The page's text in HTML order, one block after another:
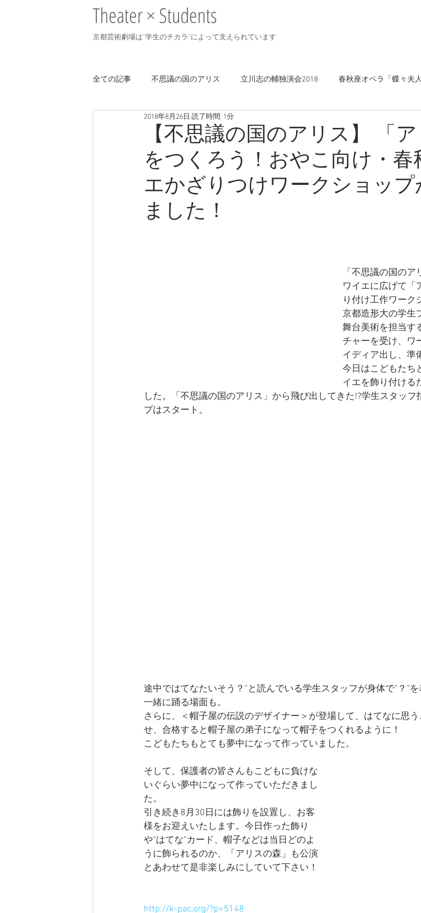
Theater × Students
京都芸術劇場は”学生のチカラ”によって支えられています
全ての記事 不思議の国のアリス 立川志の輔独演会2018 春秋座オペラ「蝶々夫人
演じるシニア2018 オックスフォード大学演劇協会『十二夜』
演じる高校生
【不思議の国のアリス】 「ア
をつくろう！おやこ向け・春
エかざりつけワークショップ
ました！
2018年8月26日 読了時間: 1分
「不思議の国の
ワイエに広げて「
り付け工作ワーク
京都造形大の学生
舞台美術を担当す
チャーを受け、ワ
イディア出し、準
今日はこどもたち
イエを飾り付ける
した。「不思議の国のアリス」から飛び出してきた!?学生スタッフ
プはスタート。
途中ではてなたいそう？"と読んでいる学生スタッフが身体で”？”
一緒に踊る場面も。
さらに、＜帽子屋の伝説のデザイナー＞が登場して、はてなに思
せ、合格すると帽子屋の弟子になって帽子をつくれるように！
こどもたちもとても夢中になって作っていました。
そして、保護者の皆さんもこどもに負けな
いぐらい夢中になって作っていただきまし
た。
引き続き8月30日には飾りを設置し、お客
様をお迎えいたします。今日作った飾り
や”はてな”カード、帽子などは当日どのよ
うに飾られるのか、「アリスの森」も公演
とあわせて是非楽しみにしていて下さい！
http://k-pac.org/?p=5148